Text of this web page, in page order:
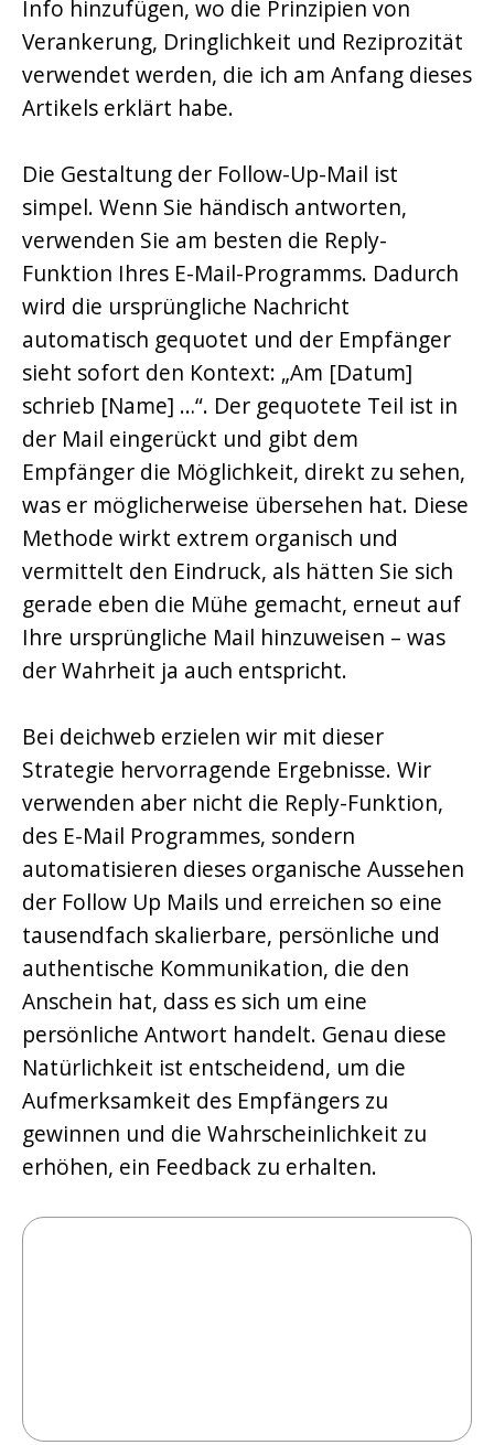
Info hinzufügen, wo die Prinzipien von
Verankerung, Dringlichkeit und Reziprozität
verwendet werden, die ich am Anfang dieses
Artikels erklärt habe.
Die Gestaltung der Follow-Up-Mail ist
simpel. Wenn Sie händisch antworten,
verwenden Sie am besten die Reply-
Funktion Ihres E-Mail-Programms. Dadurch
wird die ursprüngliche Nachricht
automatisch gequotet und der Empfänger
sieht sofort den Kontext: „Am [Datum]
schrieb [Name] …“. Der gequotete Teil ist in
der Mail eingerückt und gibt dem
Empfänger die Möglichkeit, direkt zu sehen,
was er möglicherweise übersehen hat. Diese
Methode wirkt extrem organisch und
vermittelt den Eindruck, als hätten Sie sich
gerade eben die Mühe gemacht, erneut auf
Ihre ursprüngliche Mail hinzuweisen – was
der Wahrheit ja auch entspricht.
Bei deichweb erzielen wir mit dieser
Strategie hervorragende Ergebnisse. Wir
verwenden aber nicht die Reply-Funktion,
des E-Mail Programmes, sondern
automatisieren dieses organische Aussehen
der Follow Up Mails und erreichen so eine
tausendfach skalierbare, persönliche und
authentische Kommunikation, die den
Anschein hat, dass es sich um eine
persönliche Antwort handelt. Genau diese
Natürlichkeit ist entscheidend, um die
Aufmerksamkeit des Empfängers zu
gewinnen und die Wahrscheinlichkeit zu
erhöhen, ein Feedback zu erhalten.